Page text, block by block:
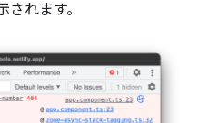
れます。